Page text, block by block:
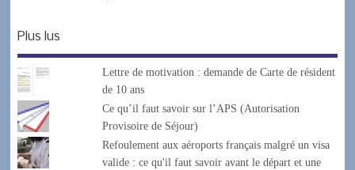
Plus lus
Lettre de motivation : demande de Carte de résident
de 10 ans
Ce qu’il faut savoir sur l’APS (Autorisation
Provisoire de Séjour)
Refoulement aux aéroports français malgré un visa
valide : ce qu'il faut savoir avant le départ et une